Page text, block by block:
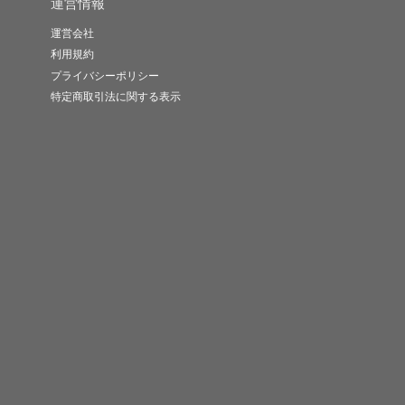
運営情報
運営会社
利用規約
プライバシーポリシー
特定商取引法に関する表示